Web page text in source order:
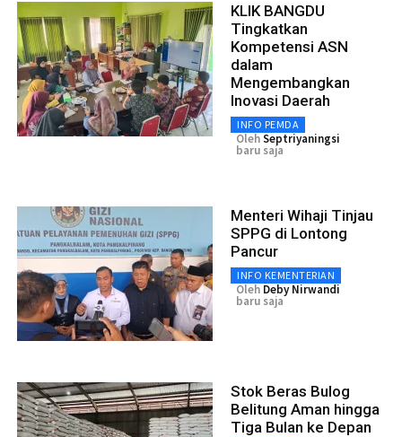
KLIK BANGDU
Tingkatkan
Kompetensi ASN
dalam
Mengembangkan
Inovasi Daerah
INFO PEMDA
OlehSeptriyaningsi
baru saja
Menteri Wihaji Tinjau
SPPG di Lontong
Pancur
INFO KEMENTERIAN
Oleh Deby Nirwandi
baru saja
Stok Beras Bulog
Belitung Aman hingga
Tiga Bulan ke Depan